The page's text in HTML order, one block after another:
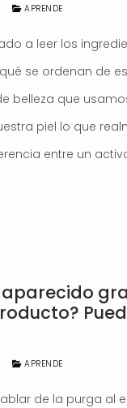
APRENDE
a leer los
se ordenan de
belleza que
piel lo que
entre un
aparecido
APRENDE
de la purga al